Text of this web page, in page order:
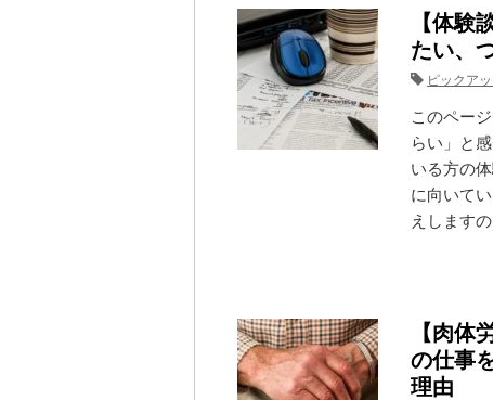
【体験
たい、
ピックア
このペー
らい」と
いる方の
に向いて
えします
【肉体
の仕事
理由